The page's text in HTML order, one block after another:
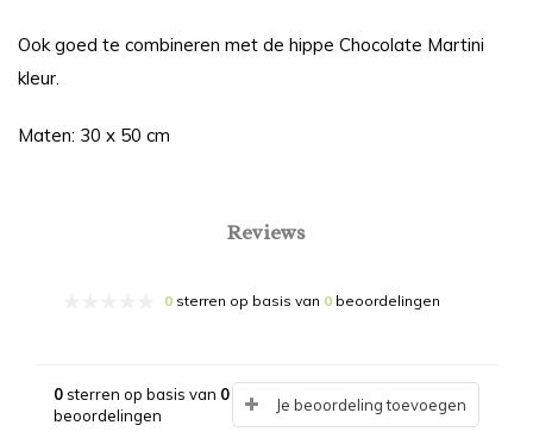
Ook goed te combineren met de hippe Chocolate Martini
kleur.
Maten: 30 x 50 cm
Reviews
0 sterren op basis van 0 beoordelingen
0sterren op basis van 0
beoordelingen
Je beoordeling toevoegen